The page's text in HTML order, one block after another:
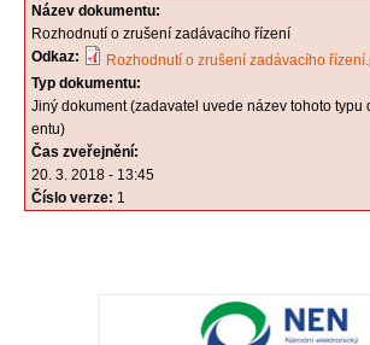
Název dokumentu:
Rozhodnutí o zrušení zadávacího řízení
Odkaz:
Rozhodnutí o zrušení zadávacího
Typ dokumentu:
Jiný dokument (zadavatel uvede název tohoto typu
entu)
Čas zveřejnění:
20. 3. 2018 - 13:45
Číslo verze: 1